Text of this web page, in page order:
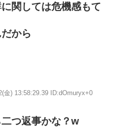
関しては危機感もて
から
金) 13:58:29.39 ID:dOmuryx+0
つ返事かな？w